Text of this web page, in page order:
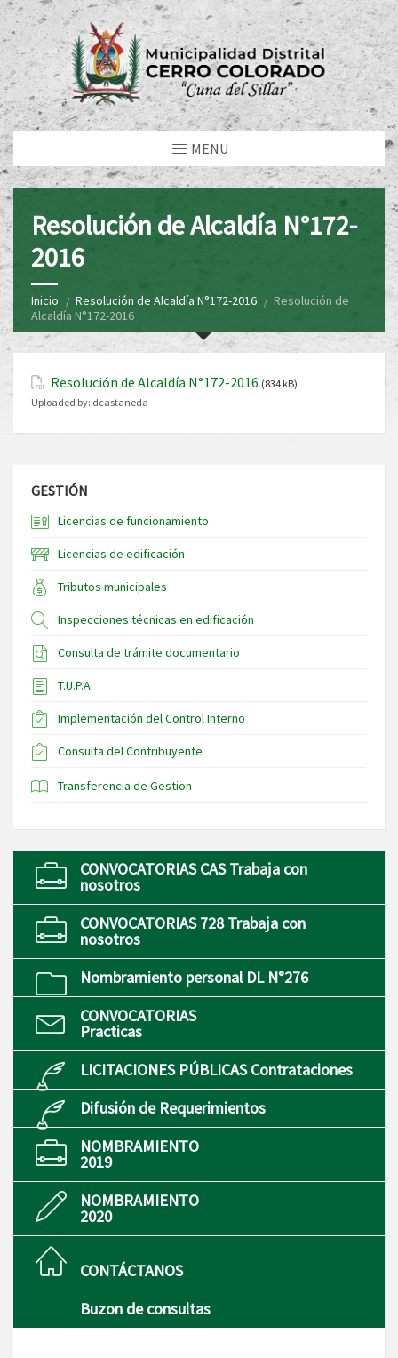
MENU
Resolución de Alcaldía N°172-
2016
Inicio Resolución de Alcaldía N°172-2016
Resolución de
Alcaldía N°172-2016
Resolución de Alcaldía N°172-2016 (834 kB)
Uploaded by: dcastaneda
GESTIÓN
Licencias de funcionamiento
Licencias de edificación
Tributos municipales
Inspecciones técnicas en edificación
Consulta de trámite documentario
T.U.P.A.
Implementación del Control Interno
Consulta del Contribuyente
Transferencia de Gestion
CONVOCATORIAS CAS Trabaja con
nosotros
CONVOCATORIAS 728 Trabaja con
nosotros
Nombramiento personal DL N°276
CONVOCATORIAS
Practicas
LICITACIONES PÚBLICAS Contrataciones
Difusión de Requerimientos
NOMBRAMIENTO
2019
NOMBRAMIENTO
2020
CONTÁCTANOS
Buzon de consultas